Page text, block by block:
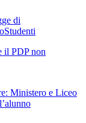
di
Studenti
il PDP non
Ministero e Liceo